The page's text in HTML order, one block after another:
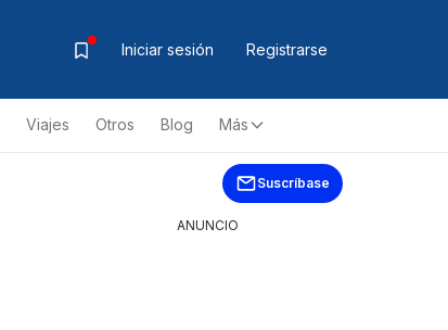
Iniciar sesión Registrarse
Viajes Otros Blog Más
Suscríbase
ANUNCIO